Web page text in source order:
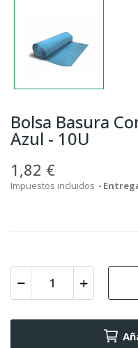
Bolsa Basura
Azul - 10U
1,82 €
Impuestos incluidos